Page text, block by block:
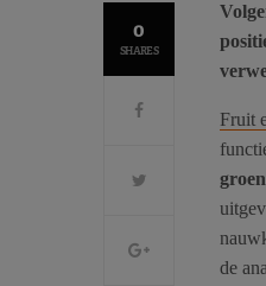
0
SHARES
Fruit
de